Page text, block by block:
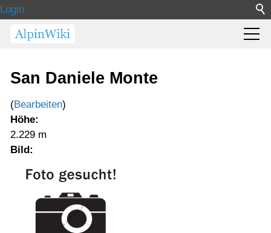
Login
San Daniele Monte
(Bearbeiten)
Höhe:
2.229 m
Bild: